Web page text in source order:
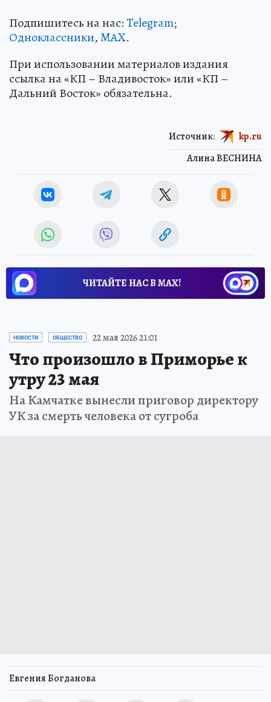
Подпишитесь на нас:Telegram;
Одноклассники,MAX.
При использовании материалов издания
ссылка на «КП – Владивосток» или «КП –
Дальний Восток» обязательна.
Алина ВЕСНИНА
Источник: kp.ru
ЧИТАЙТЕ НАС В МАХ!
НОВОСТИ ОБЩЕСТВО 22 мая 2026 21:01
Что произошло в Приморье к
утру 23 мая
На Камчатке вынесли приговор директору
УК за смерть человека от сугроба
Евгения Богданова